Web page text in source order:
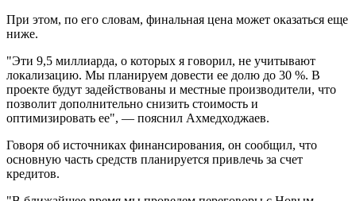
При этом, по его словам, финальная цена может оказаться еще
ниже.
"Эти 9,5 миллиарда, о которых я говорил, не учитывают
локализацию. Мы планируем довести ее долю до 30 %. В
проекте будут задействованы и местные производители, что
позволит дополнительно снизить стоимость и
оптимизировать ее", — пояснил Ахмедходжаев.
Говоря об источниках финансирования, он сообщил, что
основную часть средств планируется привлечь за счет
кредитов.